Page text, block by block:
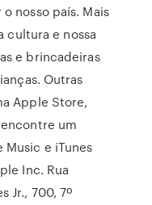
nosso país. Mais
cultura e nossa
e brincadeiras
Outras
Apple Store,
um
e iTunes
Inc. Rua
Jr., 700, 7º